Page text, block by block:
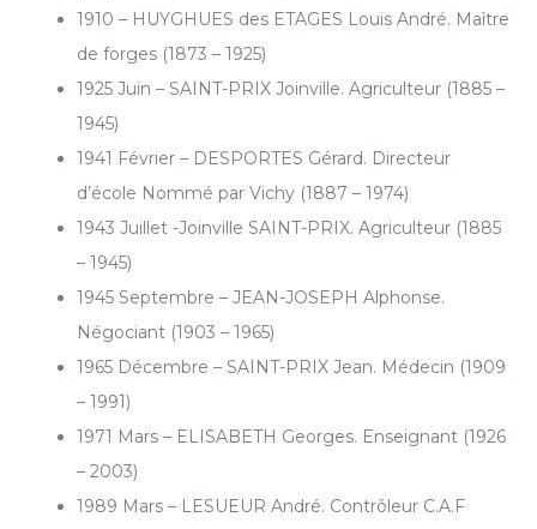
1910 – HUYGHUES des ETAGES Louis André. Maître
de forges (1873 – 1925)
1925 Juin – SAINT-PRIX Joinville. Agriculteur (1885 –
1945)
1941 Février – DESPORTES Gérard. Directeur
d’école Nommé par Vichy (1887 – 1974)
1943 Juillet -Joinville SAINT-PRIX. Agriculteur (1885
– 1945)
1945 Septembre – JEAN-JOSEPH Alphonse.
Négociant (1903 – 1965)
1965 Décembre – SAINT-PRIX Jean. Médecin (1909
– 1991)
1971 Mars – ELISABETH Georges. Enseignant (1926
– 2003)
1989 Mars – LESUEUR André. Contrôleur C.A.F